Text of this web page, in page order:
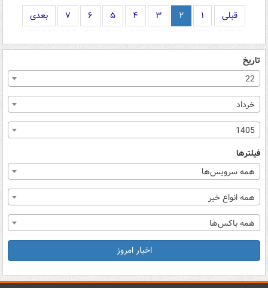
قبلی ۱ ۲ ۳ ۴ ۵ ۶ ۷ بعدی
تاریخ
22
خرداد
1405
فیلترها
همه سرویس‌ها
همه انواع خبر
همه باکس‌ها
اخبار امروز